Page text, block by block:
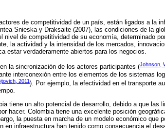
de competitividad de un país, están ligados a la
Snieska y Draksaite (2007), las condiciones de la
nivel de competitividad de su economía, determinado
la actividad y la intensidad de los mercados,
estar verdaderamente abiertos para los negocios.
la sincronización de los actores participantes (Johnson,
interconexión entre los elementos de los sistemas
2011). Por ejemplo, la efectividad en el transporte
tiene un alto potencial de desarrollo, debido a que las
hacer. Colombia tiene una excelente posición
la puesta en marcha de un modelo económico que
en infraestructura han tenido como consecuencia el